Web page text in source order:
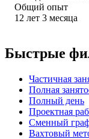
Общий опыт
12 лет 3 месяца
Быстрые
Частичная
Полная
Полный день
Проектная
Сменный
Вахтовый